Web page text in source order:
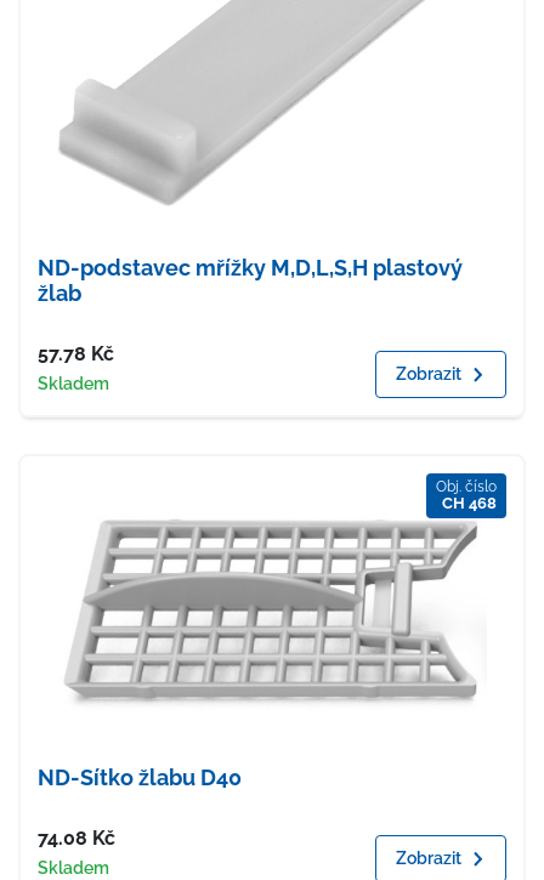
ND-podstavec mřížky M,D,L,S,H plastový
žlab
Cena
57.78 Kč
Dostupnost
Skladem Zobrazit
Obj. číslo
CH 468
ND-Sítko žlabu D40
Cena
74.08 Kč
Dostupnost
Skladem Zobrazit